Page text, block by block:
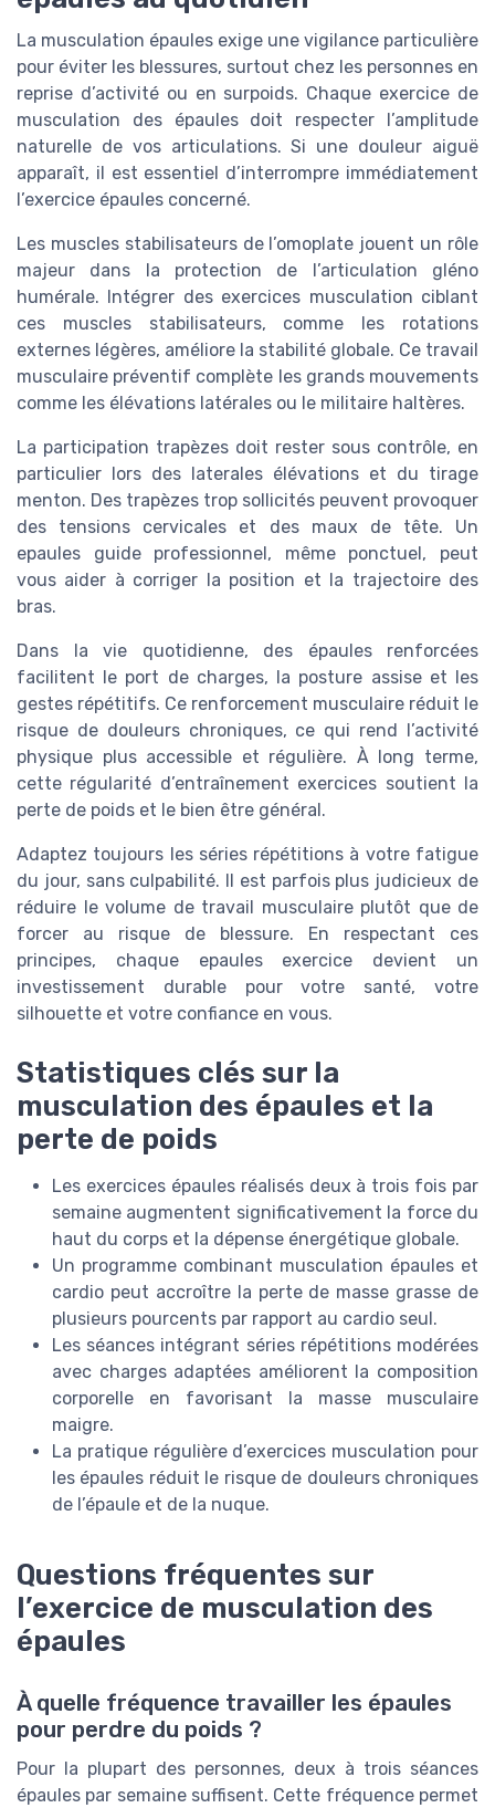
La musculation épaules exige une vigilance particulière
pour éviter les blessures, surtout chez les personnes en
reprise d’activité ou en surpoids. Chaque exercice de
musculation des épaules doit respecter l’amplitude
naturelle de vos articulations. Si une douleur aiguë
apparaît, il est essentiel d’interrompre immédiatement
l’exercice épaules concerné.
Les muscles stabilisateurs de l’omoplate jouent un rôle
majeur dans la protection de l’articulation gléno
humérale. Intégrer des exercices musculation ciblant
ces muscles stabilisateurs, comme les rotations
externes légères, améliore la stabilité globale. Ce travail
musculaire préventif complète les grands mouvements
comme les élévations latérales ou le militaire haltères.
La participation trapèzes doit rester sous contrôle, en
particulier lors des laterales élévations et du tirage
menton. Des trapèzes trop sollicités peuvent provoquer
des tensions cervicales et des maux de tête. Un
epaules guide professionnel, même ponctuel, peut
vous aider à corriger la position et la trajectoire des
bras.
Dans la vie quotidienne, des épaules renforcées
facilitent le port de charges, la posture assise et les
gestes répétitifs. Ce renforcement musculaire réduit le
risque de douleurs chroniques, ce qui rend l’activité
physique plus accessible et régulière. À long terme,
cette régularité d’entraînement exercices soutient la
perte de poids et le bien être général.
Adaptez toujours les séries répétitions à votre fatigue
du jour, sans culpabilité. Il est parfois plus judicieux de
réduire le volume de travail musculaire plutôt que de
forcer au risque de blessure. En respectant ces
principes, chaque epaules exercice devient un
investissement durable pour votre santé, votre
silhouette et votre confiance en vous.
Statistiques clés sur la
musculation des épaules et la
perte de poids
Les exercices épaules réalisés deux à trois fois par
semaine augmentent significativement la force du
haut du corps et la dépense énergétique globale.
Un programme combinant musculation épaules et
cardio peut accroître la perte de masse grasse de
plusieurs pourcents par rapport au cardio seul.
Les séances intégrant séries répétitions modérées
avec charges adaptées améliorent la composition
corporelle en favorisant la masse musculaire
maigre.
La pratique régulière d’exercices musculation pour
les épaules réduit le risque de douleurs chroniques
de l’épaule et de la nuque.
Questions fréquentes sur
l’exercice de musculation des
épaules
À quelle fréquence travailler les épaules
pour perdre du poids ?
Pour la plupart des personnes, deux à trois séances
épaules par semaine suffisent. Cette fréquence permet